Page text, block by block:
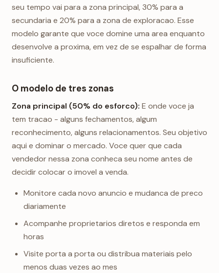
seu tempo vai para a zona principal, 30% para a
secundaria e 20% para a zona de exploracao. Esse
modelo garante que voce domine uma area enquanto
desenvolve a proxima, em vez de se espalhar de forma
insuficiente.
O modelo de tres zonas
Zona principal (50% do esforco): E onde voce ja
tem tracao - alguns fechamentos, algum
reconhecimento, alguns relacionamentos. Seu objetivo
aqui e dominar o mercado. Voce quer que cada
vendedor nessa zona conheca seu nome antes de
decidir colocar o imovel a venda.
Monitore cada novo anuncio e mudanca de preco
diariamente
Acompanhe proprietarios diretos e responda em
horas
Visite porta a porta ou distribua materiais pelo
menos duas vezes ao mes